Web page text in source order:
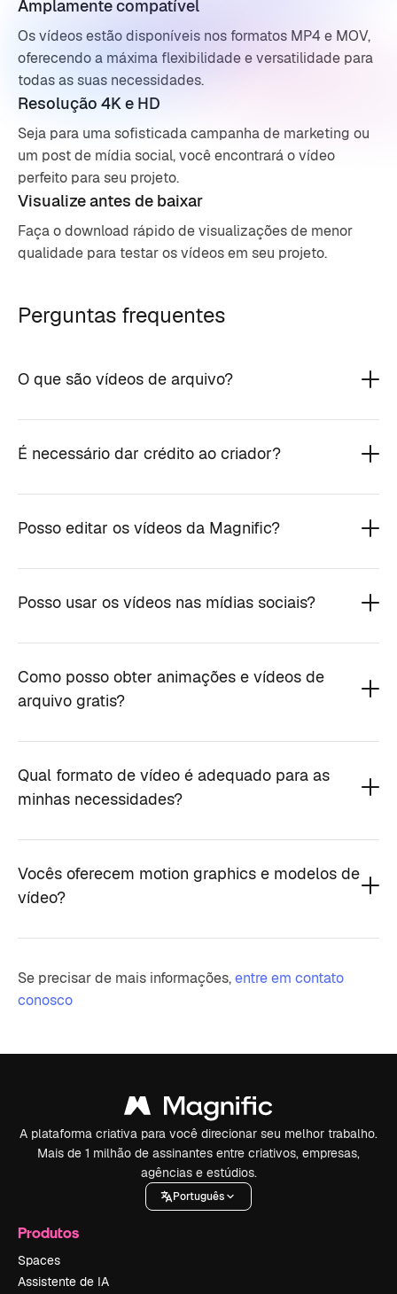
Amplamente compatível
Os vídeos estão disponíveis nos formatos MP4 e MOV,
oferecendo a máxima flexibilidade e versatilidade para
todas as suas necessidades.
Resolução 4K e HD
Seja para uma sofisticada campanha de marketing ou
um post de mídia social, você encontrará o vídeo
perfeito para seu projeto.
Visualize antes de baixar
Faça o download rápido de visualizações de menor
qualidade para testar os vídeos em seu projeto.
Perguntas frequentes
O que são vídeos de arquivo?
É necessário dar crédito ao criador?
Posso editar os vídeos da Magnific?
Posso usar os vídeos nas mídias sociais?
Como posso obter animações e vídeos de
arquivo gratis?
Qual formato de vídeo é adequado para as
minhas necessidades?
Vocês oferecem motion graphics e modelos de
vídeo?
Se precisar de mais informações,entre em contato
conosco
A plataforma criativa para você direcionar seu melhor trabalho.
Mais de 1 milhão de assinantes entre criativos, empresas,
agências e estúdios.
Português
Produtos
Spaces
Assistente de IA